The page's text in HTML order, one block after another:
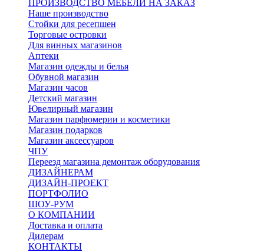
ПРОИЗВОДСТВО МЕБЕЛИ НА ЗАКАЗ
Наше производство
Стойки для ресепшен
Торговые островки
Для винных магазинов
Аптеки
Магазин одежды и белья
Обувной магазин
Магазин часов
Детский магазин
Ювелирный магазин
Магазин парфюмерии и косметики
Магазин подарков
Магазин аксессуаров
ЧПУ
Переезд магазина демонтаж оборудования
ДИЗАЙНЕРАМ
ДИЗАЙН-ПРОЕКТ
ПОРТФОЛИО
ШОУ-РУМ
О КОМПАНИИ
Доставка и оплата
Дилерам
КОНТАКТЫ